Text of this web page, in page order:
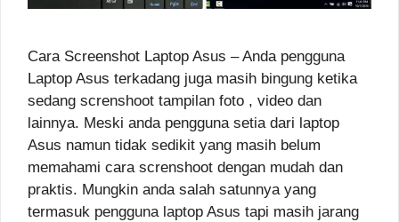
Cara Screenshot Laptop Asus – Anda pengguna
Laptop Asus terkadang juga masih bingung ketika
sedang screnshoot tampilan foto , video dan
lainnya. Meski anda pengguna setia dari laptop
Asus namun tidak sedikit yang masih belum
memahami cara screnshoot dengan mudah dan
praktis. Mungkin anda salah satunnya yang
termasuk pengguna laptop Asus tapi masih jarang